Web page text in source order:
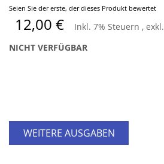
Seien Sie der erste, der dieses Produkt bewertet
12,00 € Inkl. 7% Steuern , exkl.
NICHT VERFÜGBAR
WEITERE AUSGABEN
Zum
Anfang
der
Bildergalerie
springen